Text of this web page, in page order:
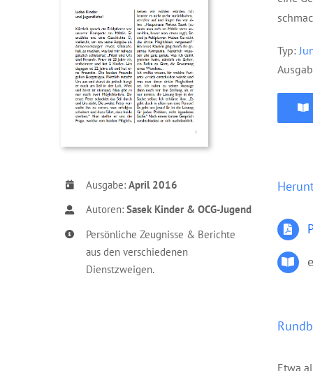
Ausgabe: April 2016
Autoren: Sasek Kinder & OCG-Jugend
Persönliche Zeugnisse & Berichte
aus den verschiedenen
Dienstzweigen.
Typ:
Etwa